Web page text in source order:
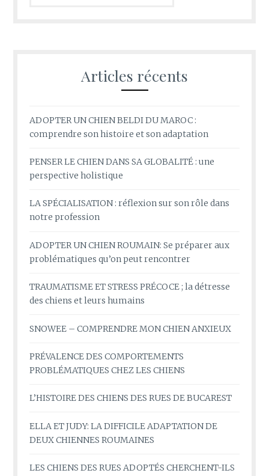
Articles récents
ADOPTER UN CHIEN BELDI DU MAROC :
comprendre son histoire et son adaptation
PENSER LE CHIEN DANS SA GLOBALITÉ : une
perspective holistique
LA SPÉCIALISATION : réflexion sur son rôle dans
notre profession
ADOPTER UN CHIEN ROUMAIN: Se préparer aux
problématiques qu’on peut rencontrer
TRAUMATISME ET STRESS PRÉCOCE ; la détresse
des chiens et leurs humains
SNOWEE – COMPRENDRE MON CHIEN ANXIEUX
PRÉVALENCE DES COMPORTEMENTS
PROBLÉMATIQUES CHEZ LES CHIENS
L’HISTOIRE DES CHIENS DES RUES DE BUCAREST
ELLA ET JUDY: LA DIFFICILE ADAPTATION DE
DEUX CHIENNES ROUMAINES
LES CHIENS DES RUES ADOPTÉS CHERCHENT-ILS